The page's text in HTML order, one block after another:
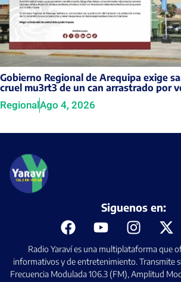
Gobierno Regional de Arequipa exige
cruel mu3rt3 de un can arrastrado por
RegionalAgo 4, 2026
Radio Yaraví es una multiplataforma que
informativos y de entretenimiento. Transmite
Frecuencia Modulada 106.3 (FM), Amplitud
Siguenos en: